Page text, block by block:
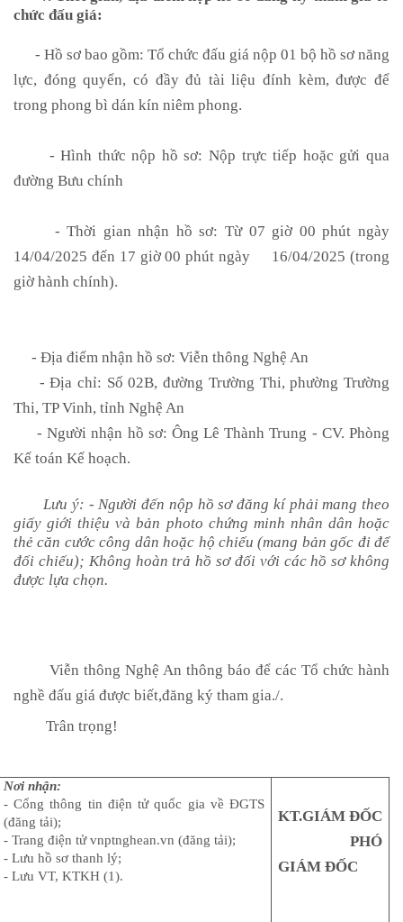
chức đấu giá:
- Hồ sơ bao gồm: Tổ chức đấu giá nộp 01 bộ hồ sơ năng
lực, đóng quyển, có đầy đủ tài liệu đính kèm, được để
trong phong bì dán kín niêm phong.
- Hình thức nộp hồ sơ: Nộp trực tiếp hoặc gửi qua
đường Bưu chính
- Thời gian nhận hồ sơ:Từ 07 giờ 00 phút ngày
14/04/2025 đến 17 giờ 00 phút ngày
16/04/2025(trong
giờ hành chính).
- Địa điểm nhận hồ sơ: Viễn thông Nghệ An
- Địa chỉ: Số 02B, đường Trường Thi, phường Trường
Thi, TP Vinh, tỉnh Nghệ An
- Người nhận hồ sơ: Ông Lê Thành Trung - CV. Phòng
Kế toán Kế hoạch.
Lưu ý: - Người đến nộp hồ sơ đăng kí phải mang theo
giấy giới thiệu và bản photo chứng minh nhân dân hoặc
thẻ căn cước công dân hoặc hộ chiếu (mang bản gốc đi để
đối chiếu); Không hoàn trả hồ sơ đối với các hồ sơ không
được lựa chọn.
Viễn thông Nghệ An thông báo để các Tổ chức hành
nghề đấu giá được biết,đăng ký tham gia./.
Trân trọng!
Nơi nhận:
- Cổng thông tin điện tử quốc gia về ĐGTS
(đăng tải);
- Trang điện tử vnptnghean.vn (đăng tải);
- Lưu hồ sơ thanh lý;
- Lưu VT, KTKH (1).
KT.GIÁM ĐỐC
PHÓ
GIÁM ĐỐC